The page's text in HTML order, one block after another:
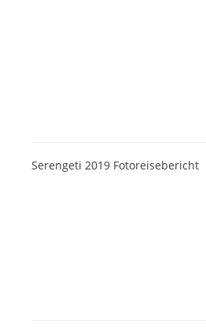
Serengeti 2019 Fotoreisebericht